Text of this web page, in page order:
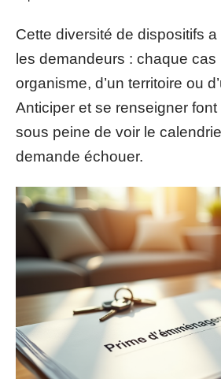
Cette diversité de dispositifs
les demandeurs : chaque cas
organisme, d’un territoire ou
Anticiper et se renseigner font
sous peine de voir le
demande échouer.